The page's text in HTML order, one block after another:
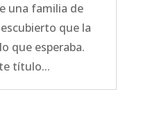
una familia de
que la
que esperaba.
título...